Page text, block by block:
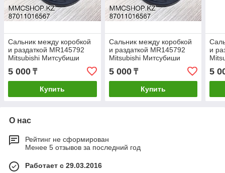
Сальник между коробкой
и раздаткой MR145792
Mitsubishi Митсубиши
Pajero Паджеро Delica
Делика Montero L200
5 000 ₸
Купить
Сальник между коробкой
и раздаткой MR145792
Mitsubishi Митсубиши
Pajero Паджеро Delica
Делика Montero L200
5 000₸
Купить
и
5
О нас
Рейтинг не сформирован
Менее 5 отзывов за последний год
Работает с 29.03.2016